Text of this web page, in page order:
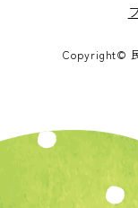
Copyright©